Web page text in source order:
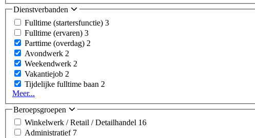
Dienstverbanden
Fulltime (startersfunctie) 3
Fulltime (ervaren) 3
Parttime (overdag) 2
Avondwerk 2
Weekendwerk 2
Vakantiejob 2
Tijdelijke fulltime baan 2
Meer...
Beroepsgroepen
Winkelwerk / Retail / Detailhandel 16
Administratief 7